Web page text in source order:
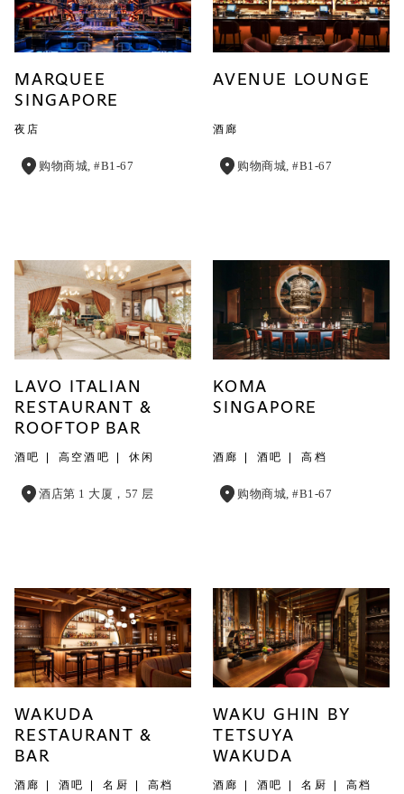
MARQUEE
SINGAPORE
夜店
购物商城, #B1-67
AVENUE LOUNGE
酒廊
购物商城, #B1-67
LAVO ITALIAN
RESTAURANT &
ROOFTOP BAR
酒吧 高空酒吧 休闲
酒店第 1 大厦，57 层
KOMA
SINGAPORE
酒廊 酒吧 高档
购物商城, #B1-67
WAKUDA
RESTAURANT &
BAR
酒廊 酒吧 名厨 高档
WAKU GHIN BY
TETSUYA
WAKUDA
酒廊 酒吧 名厨 高档